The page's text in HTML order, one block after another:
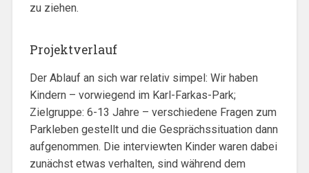
zu ziehen.
Projektverlauf
Der Ablauf an sich war relativ simpel: Wir haben
Kindern – vorwiegend im Karl-Farkas-Park;
Zielgruppe: 6-13 Jahre – verschiedene Fragen zum
Parkleben gestellt und die Gesprächssituation dann
aufgenommen. Die interviewten Kinder waren dabei
zunächst etwas verhalten, sind während dem